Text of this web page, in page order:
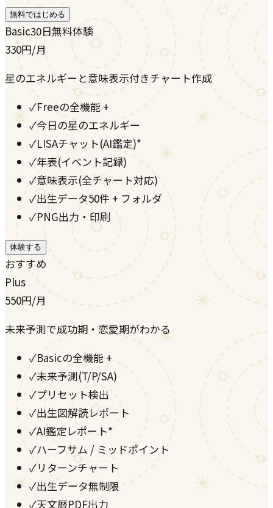
無料ではじめる
Basic30日無料体験
330円/月
星のエネルギーと意味表示付きチャート作成
✓Freeの全機能 +
✓今日の星のエネルギー
✓LISAチャット(AI鑑定)*
✓年表(イベント記録)
✓意味表示(全チャート対応)
✓出生データ50件 + フォルダ
✓PNG出力・印刷
体験する
おすすめ
Plus
550円/月
未来予測で成功期・恋愛期がわかる
✓Basicの全機能 +
✓未来予測(T/P/SA)
✓プリセット検出
✓出生図解読レポート
✓AI鑑定レポート*
✓ハーフサム / ミッドポイント
✓リターンチャート
✓出生データ無制限
✓天文暦PDF出力